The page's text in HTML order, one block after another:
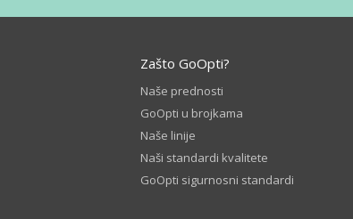
Zašto GoOpti?
Naše prednosti
GoOpti u brojkama
Naše linije
Naši standardi kvalitete
GoOpti sigurnosni standardi